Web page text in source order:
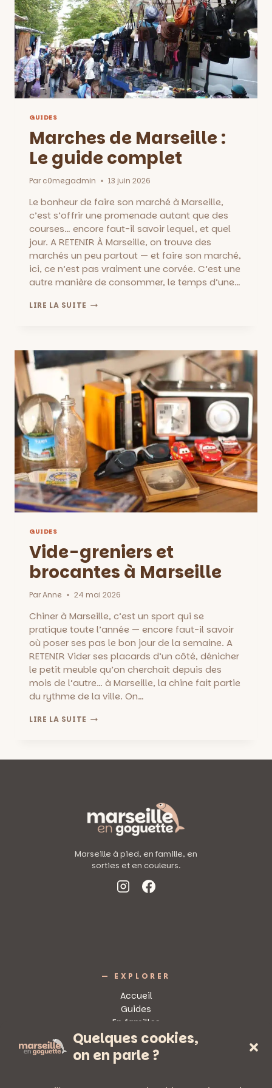
Quelques cookies,
on en parle ?
GUIDES
Marches de Marseille :
Le guide complet
Par c0megadmin 13 juin 2026
Le bonheur de faire son marché à Marseille,
c’est s’offrir une promenade autant que des
courses… encore faut-il savoir lequel, et quel
jour. A RETENIR À Marseille, on trouve des
marchés un peu partout — et faire son marché,
ici, ce n’est pas vraiment une corvée. C’est une
autre manière de consommer, le temps d’une…
LIRE LA SUITE MARCHES
GUIDE
COMPLET
GUIDES
Vide-greniers et
brocantes à Marseille
ParAnne 24 mai 2026
Chiner à Marseille, c’est un sport qui se
pratique toute l’année — encore faut-il savoir
où poser ses pas le bon jour de la semaine. A
RETENIR Vider ses placards d’un côté, dénicher
le petit meuble qu’on cherchait depuis des
mois de l’autre… à Marseille, la chine fait partie
du rythme de la ville. On…
LIRE LA SUITE VIDE-
À
Marseille à pied, en famille, en
sorties et en couleurs.
— EXPLORER
Accueil
Guides
En familles
Sorties